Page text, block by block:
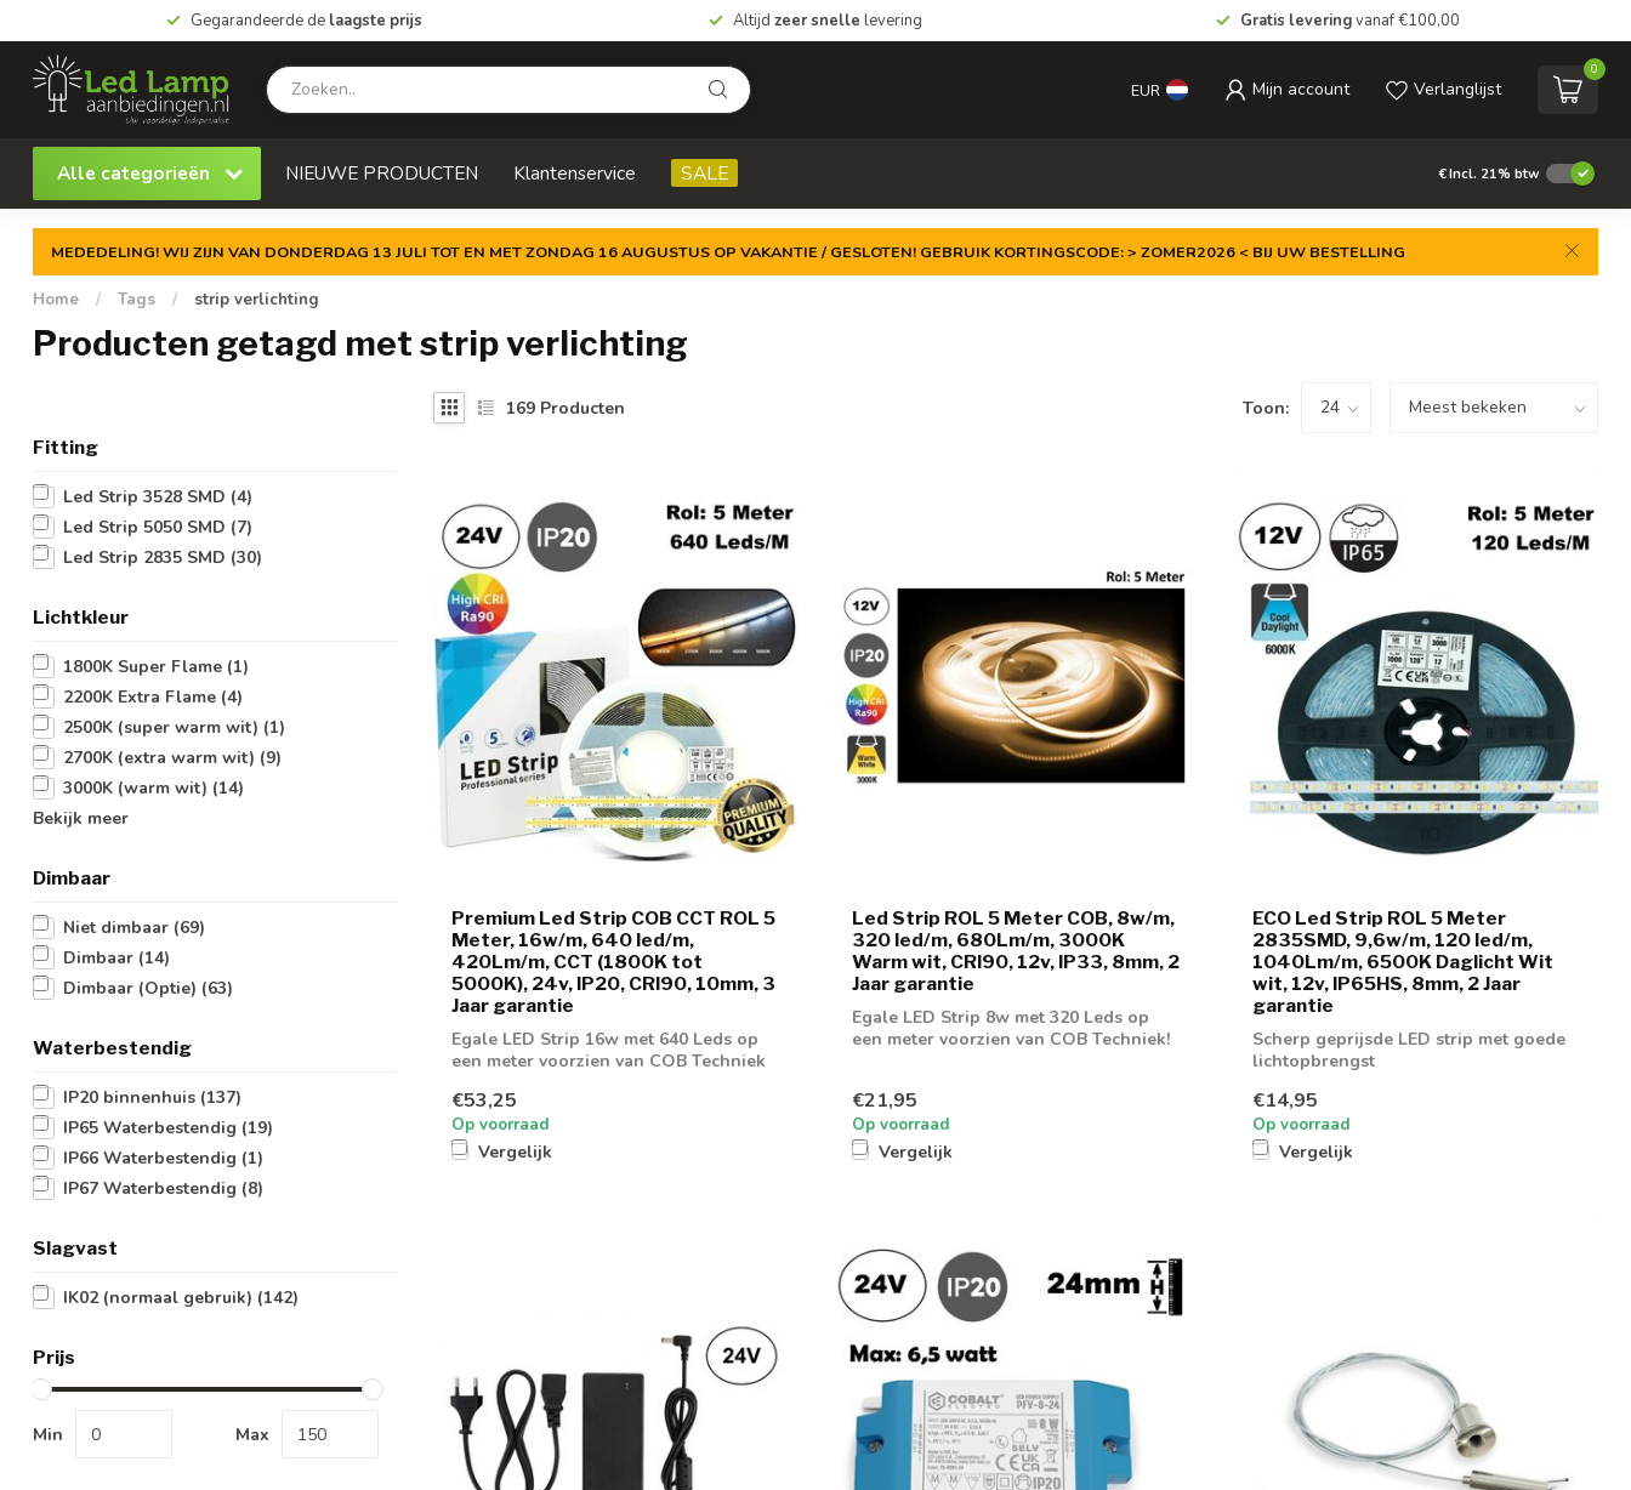
Gegarandeerde de laagste prijs Altijd zeer snelle levering Gratis leveringvanaf €100,00
EUR Mijn account Verlanglijst
0
Alle categorieën NIEUWE PRODUCTEN Klantenservice SALE €Incl. 21% btw
MEDEDELING! WIJ ZIJN VAN DONDERDAG 13 JULI TOT EN MET ZONDAG 16 AUGUSTUS OP VAKANTIE / GESLOTEN! GEBRUIK KORTINGSCODE: > ZOMER2026 < BIJ UW BESTELLING
Home / Tags / strip verlichting
Producten getagd met strip verlichting
Fitting
Led Strip 3528 SMD (4)
Led Strip 5050 SMD (7)
Led Strip 2835 SMD (30)
Lichtkleur
1800K Super Flame (1)
2200K Extra Flame (4)
2500K (super warm wit) (1)
2700K (extra warm wit) (9)
3000K (warm wit) (14)
Bekijk meer
Dimbaar
Niet dimbaar (69)
Dimbaar (14)
Dimbaar (Optie) (63)
Waterbestendig
IP20 binnenhuis (137)
IP65 Waterbestendig (19)
IP66 Waterbestendig (1)
IP67 Waterbestendig (8)
Slagvast
IK02 (normaal gebruik) (142)
Prijs
Min Max
169 Producten Toon:
Premium Led Strip COB CCT ROL 5
Meter, 16w/m, 640 led/m,
420Lm/m, CCT (1800K tot
5000K), 24v, IP20, CRI90, 10mm, 3
Jaar garantie
Egale LED Strip 16w met 640 Leds op
een meter voorzien van COB Techniek
€53,25
Op voorraad
Vergelijk
Led Strip ROL 5 Meter COB, 8w/m,
320 led/m, 680Lm/m, 3000K
Warm wit, CRI90, 12v, IP33, 8mm, 2
Jaar garantie
Egale LED Strip 8w met 320 Leds op
een meter voorzien van COB Techniek!
€21,95
Op voorraad
Vergelijk
ECO Led Strip ROL 5 Meter
2835SMD, 9,6w/m, 120 led/m,
1040Lm/m, 6500K Daglicht Wit
wit, 12v, IP65HS, 8mm, 2 Jaar
garantie
Scherp geprijsde LED strip met goede
lichtopbrengst
€14,95
Op voorraad
Vergelijk